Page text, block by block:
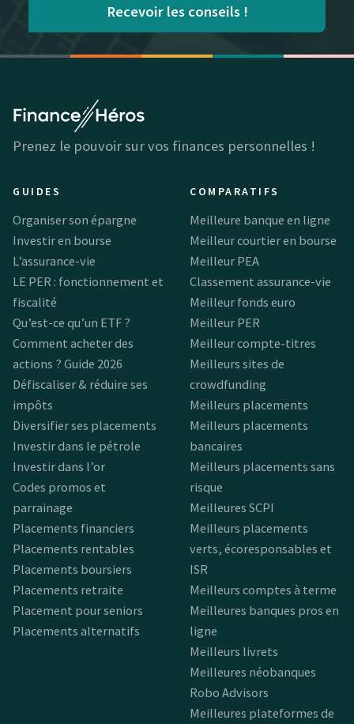
Recevoir les conseils !
Prenez le pouvoir sur vos finances personnelles !
GUIDES
Organiser son épargne
Investir en bourse
L’assurance-vie
LE PER : fonctionnement et
fiscalité
Qu’est-ce qu’un ETF ?
Comment acheter des
actions ? Guide 2026
Défiscaliser & réduire ses
impôts
Diversifier ses placements
Investir dans le pétrole
Investir dans l’or
Codes promos et
parrainage
Placements financiers
Placements rentables
Placements boursiers
Placements retraite
Placement pour seniors
Placements alternatifs
COMPARATIFS
Meilleure banque en ligne
Meilleur courtier en bourse
Meilleur PEA
Classement assurance-vie
Meilleur fonds euro
Meilleur PER
Meilleur compte-titres
Meilleurs sites de
crowdfunding
Meilleurs placements
Meilleurs placements
bancaires
Meilleurs placements sans
risque
Meilleures SCPI
Meilleurs placements
verts, écoresponsables et
ISR
Meilleurs comptes à terme
Meilleures banques pros en
ligne
Meilleurs livrets
Meilleures néobanques
Robo Advisors
Meilleures plateformes de